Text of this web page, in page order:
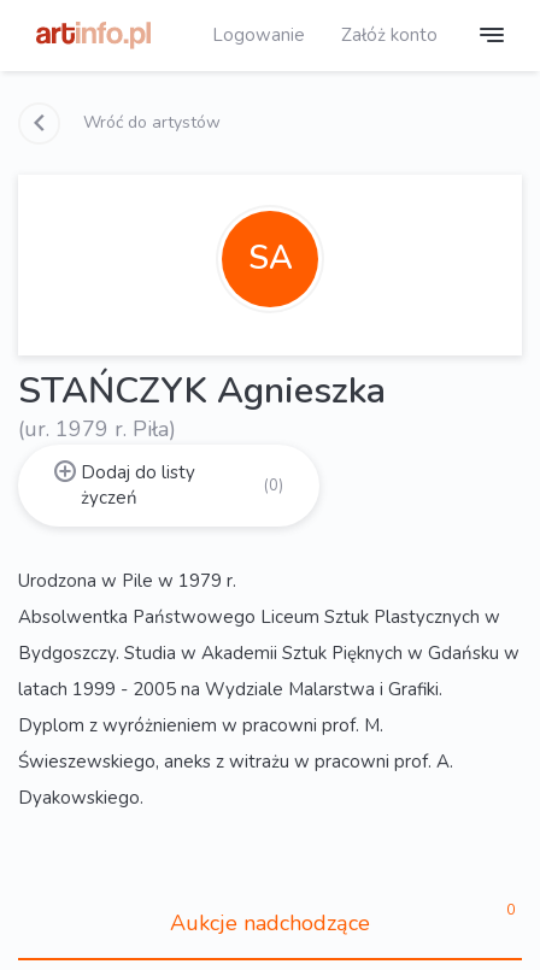
Logowanie Załóż konto
Wróć do artystów
SA
STAŃCZYK Agnieszka
(ur. 1979 r. Piła)
Dodaj do listy
życzeń
(0)
Urodzona w Pile w 1979 r.
Absolwentka Państwowego Liceum Sztuk Plastycznych w
Bydgoszczy. Studia w Akademii Sztuk Pięknych w Gdańsku w
latach 1999 - 2005 na Wydziale Malarstwa i Grafiki.
Dyplom z wyróżnieniem w pracowni prof. M.
Świeszewskiego, aneks z witrażu w pracowni prof. A.
Dyakowskiego.
Aukcje nadchodzące 0